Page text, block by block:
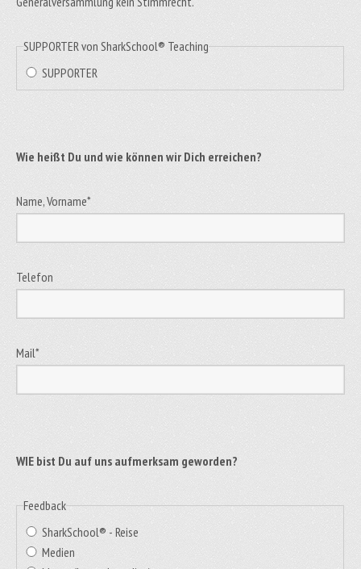
SUPPORTER von SharkSchool® Teaching
SUPPORTER
Wie heißt Du und wie können wir Dich erreichen?
Name, Vorname*
Telefon
Mail*
WIE bist Du auf uns aufmerksam geworden?
Feedback
SharkSchool® - Reise
Medien